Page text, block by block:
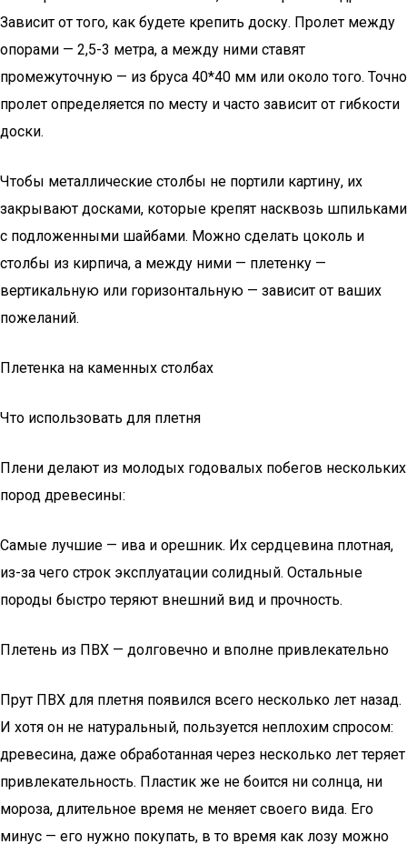
Зависит от того, как будете крепить доску. Пролет между
опорами — 2,5-3 метра, а между ними ставят
промежуточную — из бруса 40*40 мм или около того. Точно
пролет определяется по месту и часто зависит от гибкости
доски.
Чтобы металлические столбы не портили картину, их
закрывают досками, которые крепят насквозь шпильками
с подложенными шайбами. Можно сделать цоколь и
столбы из кирпича, а между ними — плетенку —
вертикальную или горизонтальную — зависит от ваших
пожеланий.
Плетенка на каменных столбах
Что использовать для плетня
Плени делают из молодых годовалых побегов нескольких
пород древесины:
Самые лучшие — ива и орешник. Их сердцевина плотная,
из-за чего строк эксплуатации солидный. Остальные
породы быстро теряют внешний вид и прочность.
Плетень из ПВХ — долговечно и вполне привлекательно
Прут ПВХ для плетня появился всего несколько лет назад.
И хотя он не натуральный, пользуется неплохим спросом:
древесина, даже обработанная через несколько лет теряет
привлекательность. Пластик же не боится ни солнца, ни
мороза, длительное время не меняет своего вида. Его
минус — его нужно покупать, в то время как лозу можно